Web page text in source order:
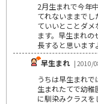
2月生まれで今年
てれないままで
ていいとことダ
ます。早生まれ
長すると思います
早生まれ | 2010/
うちは早生まれ
生まれたてで幼稚
に馴染みクラスを